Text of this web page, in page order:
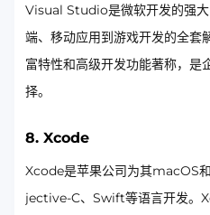
Visual Studio是微软开发的强
端、移动应用到游戏开发的全套
富特性和高级开发功能著称，是
择。
8. Xcode
Xcode是苹果公司为其macOS
jective-C、Swift等语言开发。